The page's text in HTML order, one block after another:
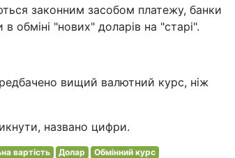
законним засобом платежу, банки
обміні "нових" доларів на "старі".
вищий валютний курс, ніж
названо цифри.
вартість Долар Обмінний курс